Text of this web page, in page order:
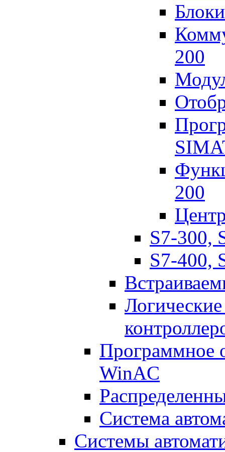
200
200
S7-300,
S7-400,
Программное
WinAC
Система
Системы